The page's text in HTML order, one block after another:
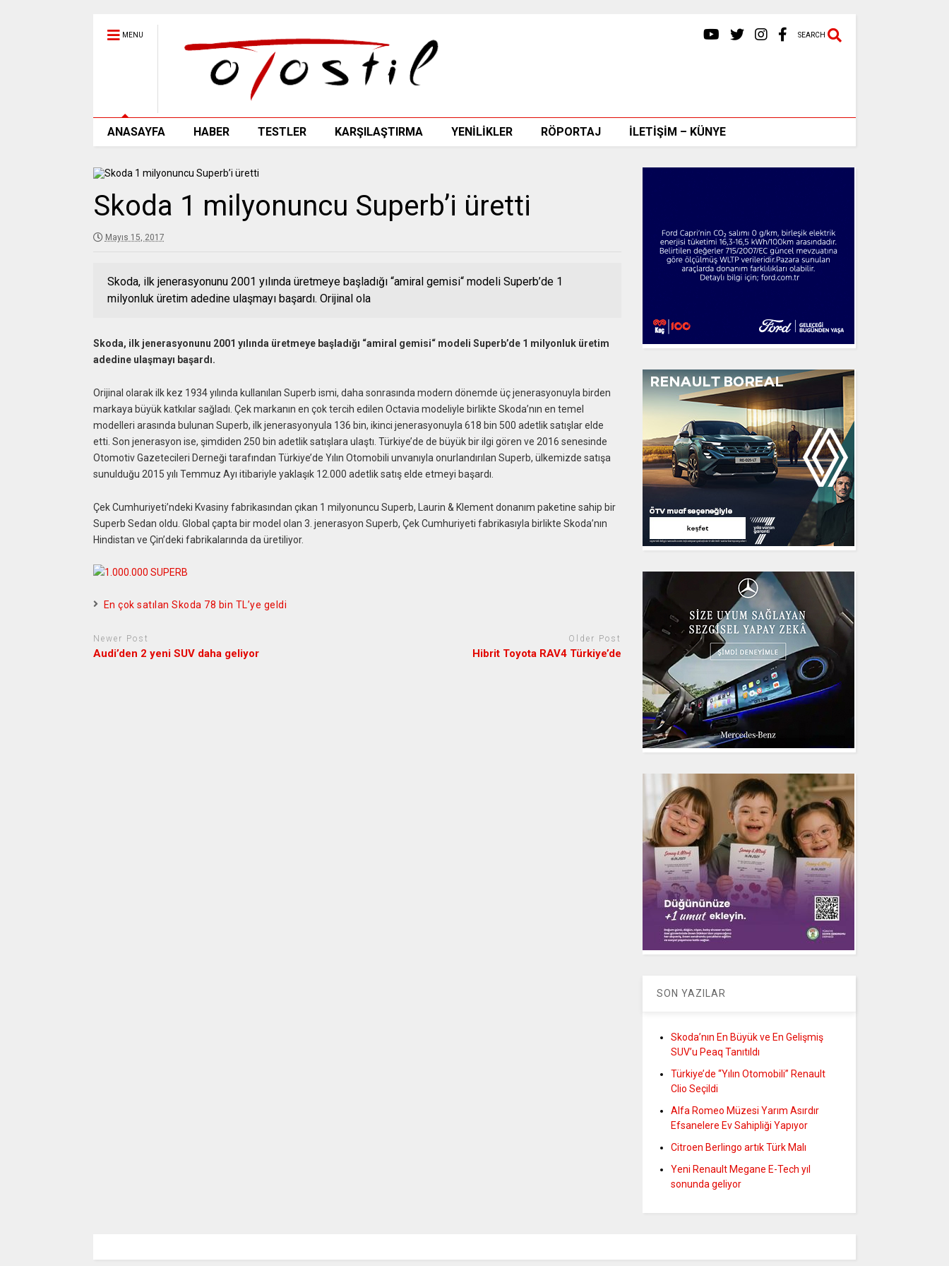
MENU SEARCH
ANASAYFA HABER TESTLER KARŞILAŞTIRMA YENİLİKLER RÖPORTAJ İLETİŞİM – KÜNYE
Skoda 1 milyonuncu Superb’i üretti
Mayıs 15, 2017
Skoda, ilk jenerasyonunu 2001 yılında üretmeye başladığı “amiral gemisi“ modeli Superb’de 1
milyonluk üretim adedine ulaşmayı başardı. Orijinal ola
Skoda, ilk jenerasyonunu 2001 yılında üretmeye başladığı “amiral gemisi“ modeli Superb’de 1 milyonluk üretim
adedine ulaşmayı başardı.
Orijinal olarak ilk kez 1934 yılında kullanılan Superb ismi, daha sonrasında modern dönemde üç jenerasyonuyla birden
markaya büyük katkılar sağladı. Çek markanın en çok tercih edilen Octavia modeliyle birlikte Skoda’nın en temel
modelleri arasında bulunan Superb, ilk jenerasyonyula 136 bin, ikinci jenerasyonuyla 618 bin 500 adetlik satışlar elde
etti. Son jenerasyon ise, şimdiden 250 bin adetlik satışlara ulaştı. Türkiye’de de büyük bir ilgi gören ve 2016 senesinde
Otomotiv Gazetecileri Derneği tarafından Türkiye’de Yılın Otomobili unvanıyla onurlandırılan Superb, ülkemizde satışa
sunulduğu 2015 yılı Temmuz Ayı itibariyle yaklaşık 12.000 adetlik satış elde etmeyi başardı.
Çek Cumhuriyeti’ndeki Kvasiny fabrikasından çıkan 1 milyonuncu Superb, Laurin & Klement donanım paketine sahip bir
Superb Sedan oldu. Global çapta bir model olan 3. jenerasyon Superb, Çek Cumhuriyeti fabrikasıyla birlikte Skoda’nın
Hindistan ve Çin’deki fabrikalarında da üretiliyor.
En çok satılan Skoda 78 bin TL’ye geldi
Newer Post
Audi’den 2 yeni SUV daha geliyor
Older Post
Hibrit Toyota RAV4 Türkiye’de
SON YAZILAR
Skoda’nın En Büyük ve En Gelişmiş
SUV’u Peaq Tanıtıldı
Türkiye’de “Yılın Otomobili” Renault
Clio Seçildi
Alfa Romeo Müzesi Yarım Asırdır
Efsanelere Ev Sahipliği Yapıyor
Citroen Berlingo artık Türk Malı
Yeni Renault Megane E-Tech yıl
sonunda geliyor